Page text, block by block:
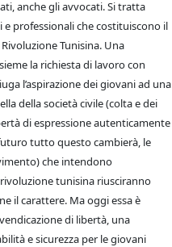
anche gli avvocati. Si tratta
professionali che costituiscono il
Tunisina. Una
la richiesta di lavoro con
l’aspirazione dei giovani ad una
della società civile (colta e dei
di espressione autenticamente
tutto questo cambierà, le
che intendono
tunisina riusciranno
il carattere. Ma oggi essa è
di libertà, una
e sicurezza per le giovani